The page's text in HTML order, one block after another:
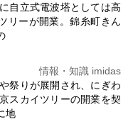
自立式電波塔としては高
リーが開業。錦糸町きん
情報・知識 imidas
祭りが展開され、にぎわ
スカイツリーの開業を契
地